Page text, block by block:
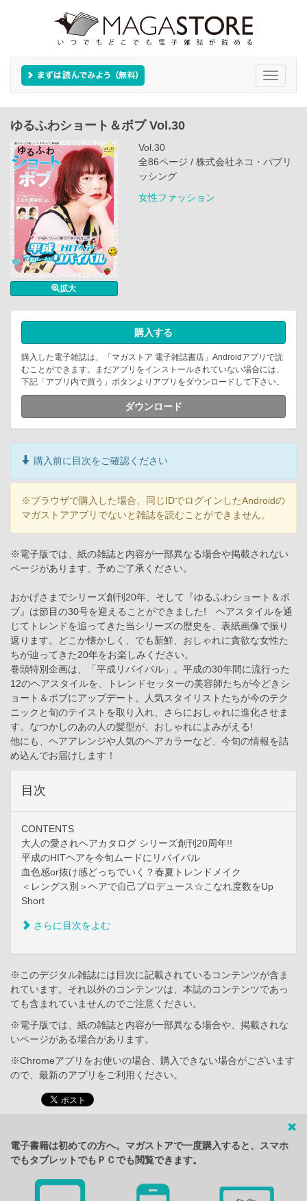
Toggle
ゆるふわショート＆ボブ Vol.30
拡大
Vol.30
全86ページ / 株式会社ネコ・パブリ
ッシング
女性ファッション
購入する
購入した電子雑誌は、「マガストア 電子雑誌書店」Androidアプリで読
むことができます。まだアプリをインストールされていない場合には、
下記「アプリ内で買う」ボタンよりアプリをダウンロードして下さい。
ダウンロード
購入前に目次をご確認ください
※ブラウザで購入した場合、同じIDでログインしたAndroidの
マガストアアプリでないと雑誌を読むことができません。
※電子版では、紙の雑誌と内容が一部異なる場合や掲載されない
ページがあります、予めご了承ください。
おかげさまでシリーズ創刊20年、そして『ゆるふわショート＆ボ
ブ』は節目の30号を迎えることができました! ヘアスタイルを通
じてトレンドを追ってきた当シリーズの歴史を、表紙画像で振り
返ります。どこか懐かしく、でも新鮮、おしゃれに貪欲な女性た
ちが辿ってきた20年をお楽しみください。
巻頭特別企画は、「平成リバイバル」。平成の30年間に流行った
12のヘアスタイルを、トレンドセッターの美容師たちが今どきシ
ョート＆ボブにアップデート。人気スタイリストたちが今のテク
ニックと旬のテイストを取り入れ、さらにおしゃれに進化させま
す。なつかしのあの人の髪型が、おしゃれによみがえる!
他にも、ヘアアレンジや人気のヘアカラーなど、今旬の情報を詰
め込んでお届けします！
目次
CONTENTS
大人の愛されヘアカタログ シリーズ創刊20周年!!
平成のHITヘアを今旬ムードにリバイバル
血色感or抜け感どっちでいく？春夏トレンドメイク
＜レングス別＞ヘアで自己プロデュース☆こなれ度数をUp
Short
さらに目次をよむ
※このデジタル雑誌には目次に記載されているコンテンツが含ま
れています。それ以外のコンテンツは、本誌のコンテンツであっ
ても含まれていませんのでご注意ください。
※電子版では、紙の雑誌と内容が一部異なる場合や、掲載されな
いページがある場合があります。
※Chromeアプリをお使いの場合、購入できない場合がございます
ので、最新のアプリをご利用ください。
電子書籍は初めての方へ。マガストアで一度購入すると、スマホ
でもタブレットでもＰＣでも閲覧できます。